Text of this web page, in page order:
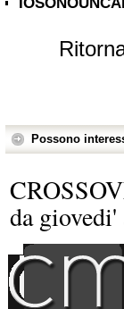
Possono
da giovedi'